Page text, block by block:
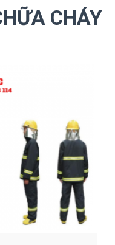
CHÁY
0938 563 114